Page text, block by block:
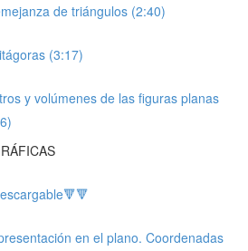
de triángulos (2:40)
(3:17)
y volúmenes de las figuras planas
en el plano. Coordenadas